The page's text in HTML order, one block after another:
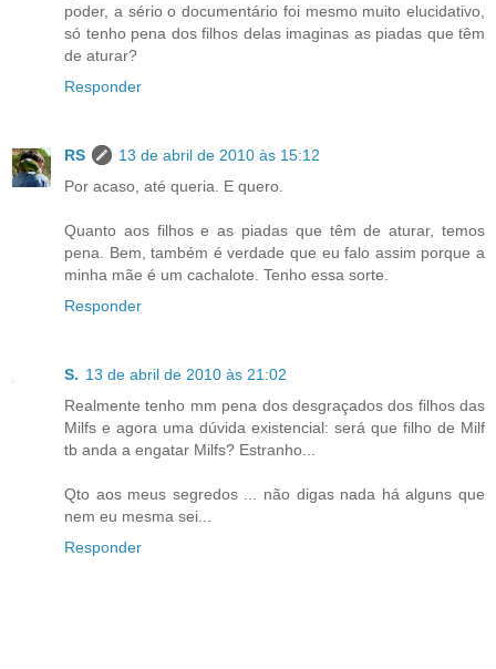
poder, a sério o documentário foi mesmo muito elucidativo,
só tenho pena dos filhos delas imaginas as piadas que têm
de aturar?
Responder
RS
13 de abril de 2010 às 15:12
Por acaso, até queria. E quero.
Quanto aos filhos e as piadas que têm de aturar, temos
pena. Bem, também é verdade que eu falo assim porque a
minha mãe é um cachalote. Tenho essa sorte.
Responder
S. 13 de abril de 2010 às 21:02
Realmente tenho mm pena dos desgraçados dos filhos das
Milfs e agora uma dúvida existencial: será que filho de Milf
tb anda a engatar Milfs? Estranho...
Qto aos meus segredos ... não digas nada há alguns que
nem eu mesma sei...
Responder